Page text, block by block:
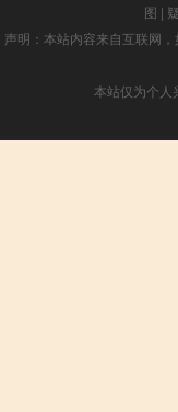
图 |
声明：本站内容来自互联网
本站仅为个人